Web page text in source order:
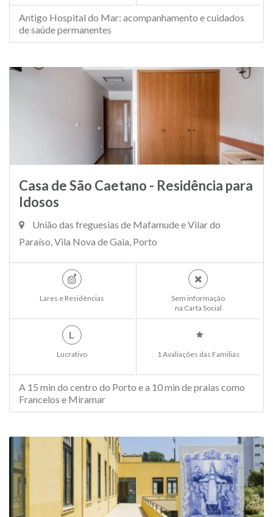
Antigo Hospital do Mar: acompanhamento e cuidados
de saúde permanentes
Casa de São Caetano - Residência para
Idosos
União das freguesias de Mafamude e Vilar do
Paraíso, Vila Nova de Gaia, Porto
Lares e Residências
Sem informação
na Carta Social
L
Lucrativo 1 Avaliações das Familias
A 15 min do centro do Porto e a 10 min de praias como
Francelos e Miramar